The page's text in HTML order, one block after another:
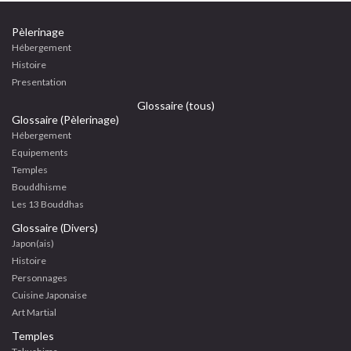
Pèlerinage
Hébergement
Histoire
Presentation
Glossaire (tous)
Glossaire (Pèlerinage)
Hébergement
Equipements
Temples
Bouddhisme
Les 13 Bouddhas
Glossaire (Divers)
Japon(ais)
Histoire
Personnages
Cuisine Japonaise
Art Martial
Temples